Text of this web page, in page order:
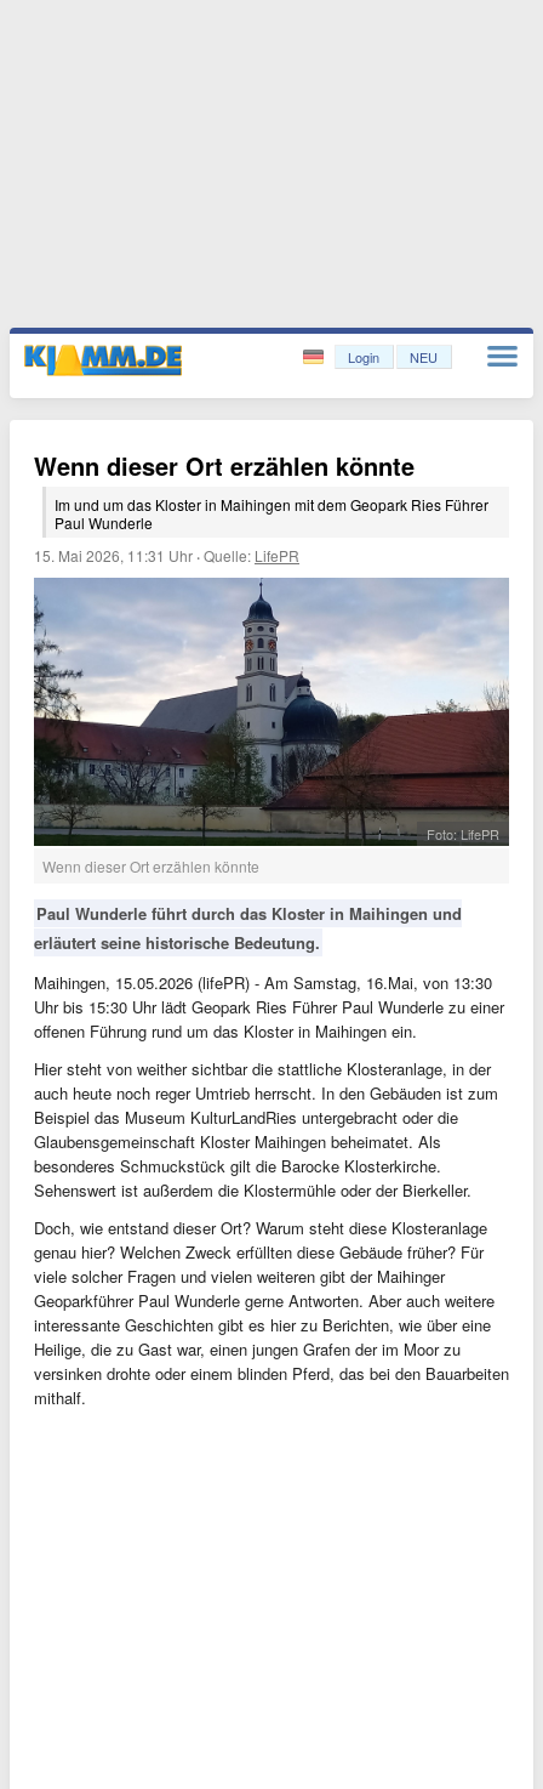
Login NEU
Wenn dieser Ort erzählen könnte
Im und um das Kloster in Maihingen mit dem Geopark Ries Führer
Paul Wunderle
15. Mai 2026, 11:31 Uhr ·Quelle: LifePR
Foto: LifePR
Wenn dieser Ort erzählen könnte
Paul Wunderle führt durch das Kloster in Maihingen und
erläutert seine historische Bedeutung.
Maihingen, 15.05.2026 (lifePR) - Am Samstag, 16.Mai, von 13:30
Uhr bis 15:30 Uhr lädt Geopark Ries Führer Paul Wunderle zu einer
offenen Führung rund um das Kloster in Maihingen ein.
Hier steht von weither sichtbar die stattliche Klosteranlage, in der
auch heute noch reger Umtrieb herrscht. In den Gebäuden ist zum
Beispiel das Museum KulturLandRies untergebracht oder die
Glaubensgemeinschaft Kloster Maihingen beheimatet. Als
besonderes Schmuckstück gilt die Barocke Klosterkirche.
Sehenswert ist außerdem die Klostermühle oder der Bierkeller.
Doch, wie entstand dieser Ort? Warum steht diese Klosteranlage
genau hier? Welchen Zweck erfüllten diese Gebäude früher? Für
viele solcher Fragen und vielen weiteren gibt der Maihinger
Geoparkführer Paul Wunderle gerne Antworten. Aber auch weitere
interessante Geschichten gibt es hier zu Berichten, wie über eine
Heilige, die zu Gast war, einen jungen Grafen der im Moor zu
versinken drohte oder einem blinden Pferd, das bei den Bauarbeiten
mithalf.